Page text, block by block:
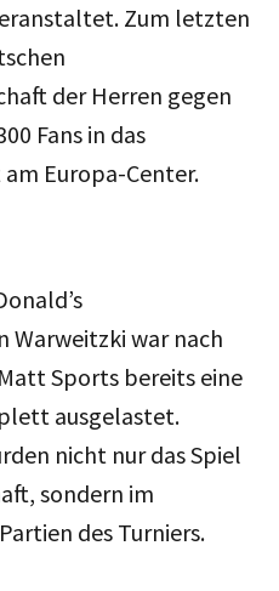
Zum letzten
der Herren gegen
Fans in das
Europa-Center.
Warweitzki war nach
Sports bereits eine
ausgelastet.
nicht nur das Spiel
sondern im
des Turniers.